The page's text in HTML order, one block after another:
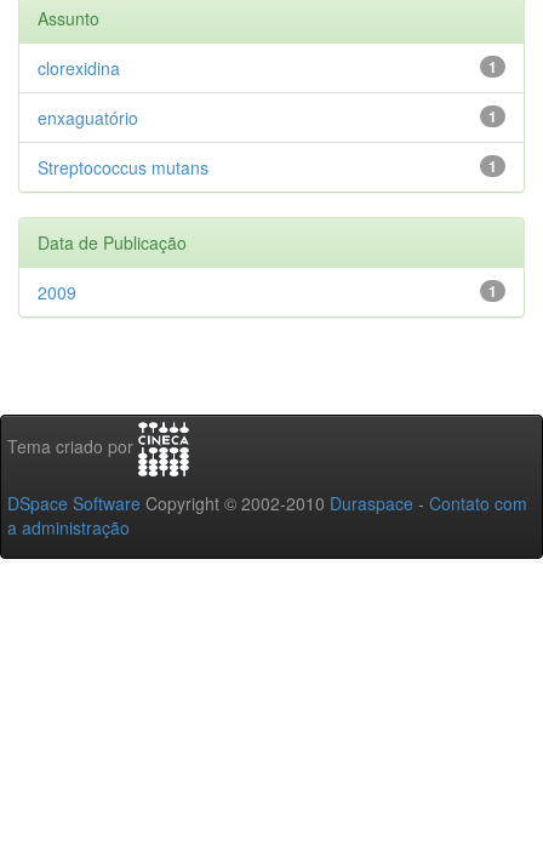
Assunto
1
clorexidina
1
enxaguatório
1
Streptococcus mutans
Data de Publicação
1
2009
Tema criado por
DSpace Software Copyright © 2002-2010 Duraspace - Contato com
a administração